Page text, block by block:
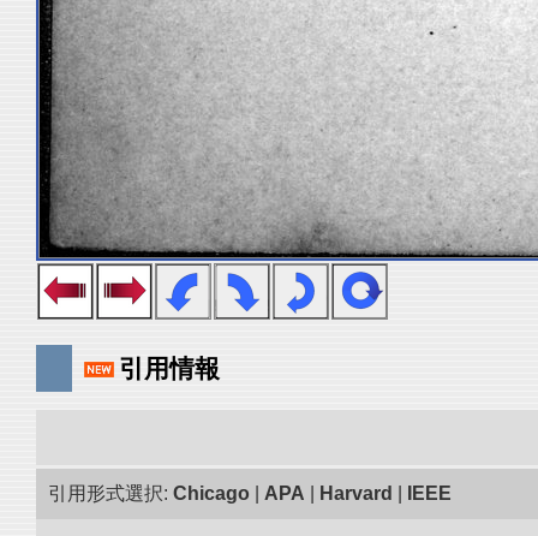
引用情報
引用形式選択: Chicago APA Harvard IEEE